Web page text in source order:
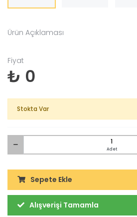
Ürün Açıklaması
Fiyat
₺ 0
Stokta Var
Adet
Sepete Ekle
Alışverişi Tamamla